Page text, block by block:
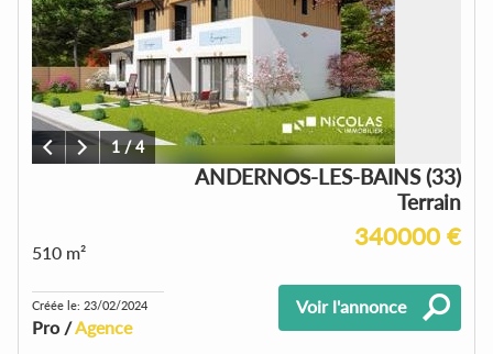
1/4
ANDERNOS-LES-BAINS (33)
Terrain
340000 €
510 m²
Créée le: 23/02/2024
Pro /Agence
Voir l'annonce